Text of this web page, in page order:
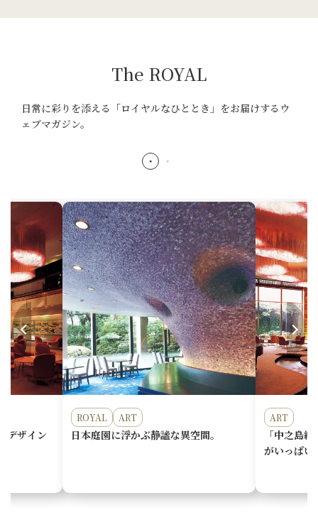
The ROYAL
日常に彩りを添える「ロイヤルなひととき」をお届けするウ
ェブマガジン。
デザイン
ROYAL ART
日本庭園に浮かぶ静謐な異空間。
ART
「中之島
がいっぱい